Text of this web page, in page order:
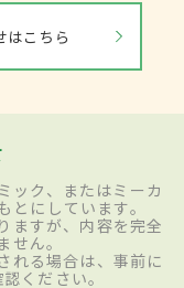
はこちら
ック、またはミーカ
にしています。
ますが、内容を完全
ん。
れる場合は、事前に
ください。